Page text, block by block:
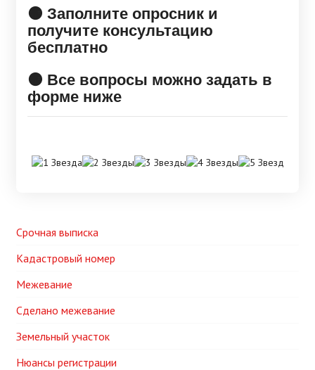
🟠 Заполните опросник и
получите консультацию
бесплатно
🟠 Все вопросы можно задать в
форме ниже
Срочная выписка
Кадастровый номер
Межевание
Сделано межевание
Земельный участок
Нюансы регистрации